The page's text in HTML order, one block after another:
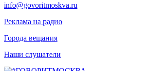
info@govoritmoskva.ru
Реклама на радио
Города вещания
Наши слушатели